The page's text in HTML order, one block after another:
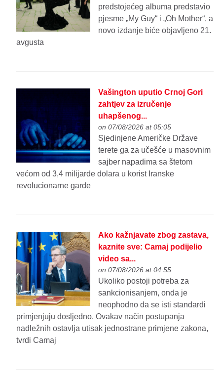
predstojećeg albuma predstavio
pjesme „My Guy“ i „Oh Mother“, a
novo izdanje biće objavljeno 21.
avgusta
Vašington uputio Crnoj Gori
zahtjev za izručenje
uhapšenog...
on 07/08/2026 at 05:05
Sjedinjene Američke Države
terete ga za učešće u masovnim
sajber napadima sa štetom
većom od 3,4 milijarde dolara u korist Iranske
revolucionarne garde
Ako kažnjavate zbog zastava,
kaznite sve: Camaj podijelio
video sa...
on 07/08/2026 at 04:55
Ukoliko postoji potreba za
sankcionisanjem, onda je
neophodno da se isti standardi
primjenjuju dosljedno. Ovakav način postupanja
nadležnih ostavlja utisak jednostrane primjene zakona,
tvrdi Camaj